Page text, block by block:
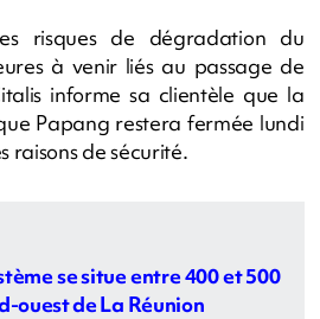
risques de dégradation du
à venir liés au passage de
informe sa clientèle que la
Papang restera fermée lundi
raisons de sécurité.
se situe entre 400 et 500
ouest de La Réunion